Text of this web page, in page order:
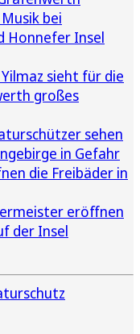
bei
Honnefer Insel
sieht für die
großes
sehen
in Gefahr
die Freibäder in
eröffnen
der Insel